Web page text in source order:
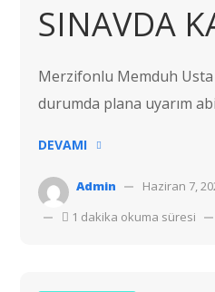
SINAVDA
Merzifonlu Memduh
durumda plana uyarım
DEVAMI
Admin
Haziran 7,
1 dakika okuma süresi